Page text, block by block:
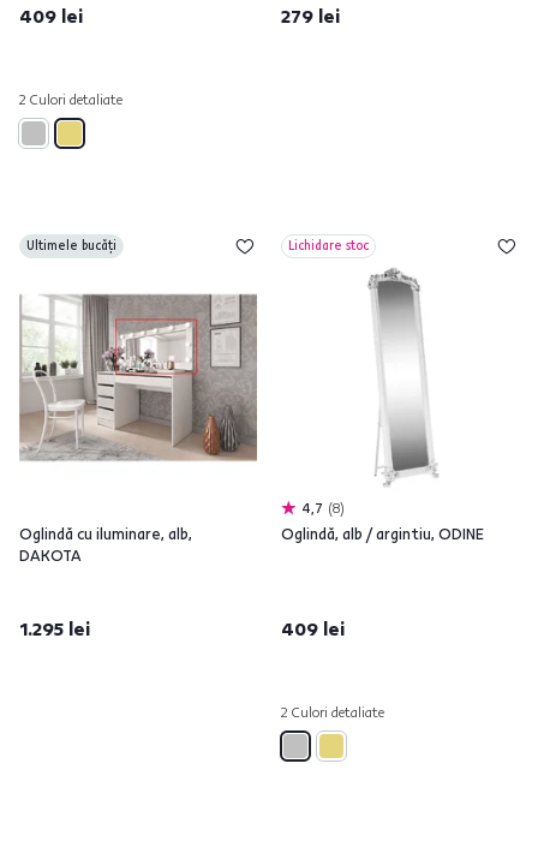
409 lei
2 Culori detaliate
279 lei
Ultimele bucăți
Oglindă cu iluminare, alb,
DAKOTA
1.295 lei
Lichidare stoc
4,7 8
Oglindă, alb / argintiu, ODINE
409 lei
2 Culori detaliate